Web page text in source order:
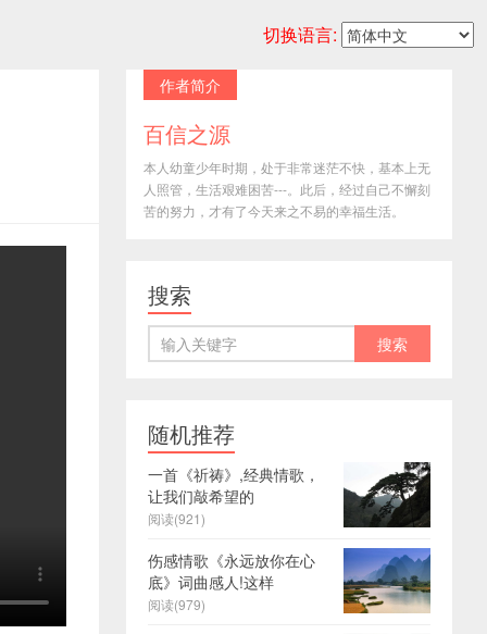
切换语言:
作者简介
百信之源
本人幼童少年时期，处于非常迷茫不快，基本上无
人照管，生活艰难困苦---。此后，经过自己不懈刻
苦的努力，才有了今天来之不易的幸福生活。
搜索
随机推荐
一首《祈祷》,经典情歌，
让我们敲希望的
阅读(921)
伤感情歌《永远放你在心
底》词曲感人!这样
阅读(979)